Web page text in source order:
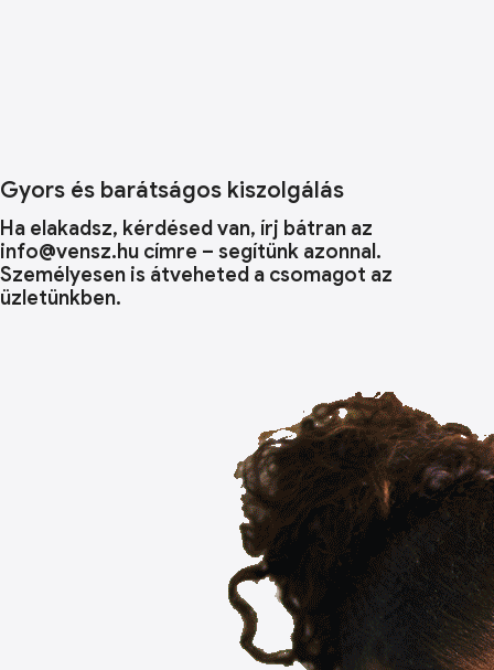
Gyors és barátságos kiszolgálás
Ha elakadsz, kérdésed van, írj bátran az
info@vensz.hu címre – segítünk azonnal.
Személyesen is átveheted a csomagot az
üzletünkben.